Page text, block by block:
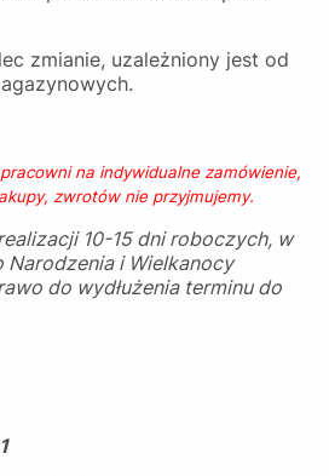
zmianie, uzależniony jest od
na indywidualne zamówienie,
zwrotów nie przyjmujemy.
10-15 dni roboczych, w
Narodzenia i Wielkanocy
do wydłużenia terminu do